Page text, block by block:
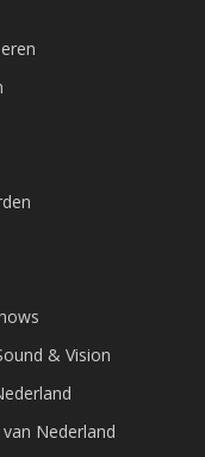
& Vision
Nederland